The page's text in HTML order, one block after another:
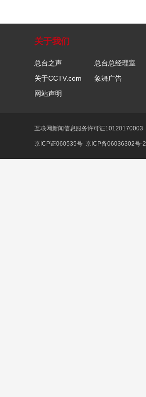
关于我们
总台之声
总台总经理室
关于CCTV.com
象舞广告
网站声明
互联网新闻信息服务许可证10120170003
京ICP证060535号 京ICP备06036302号-2